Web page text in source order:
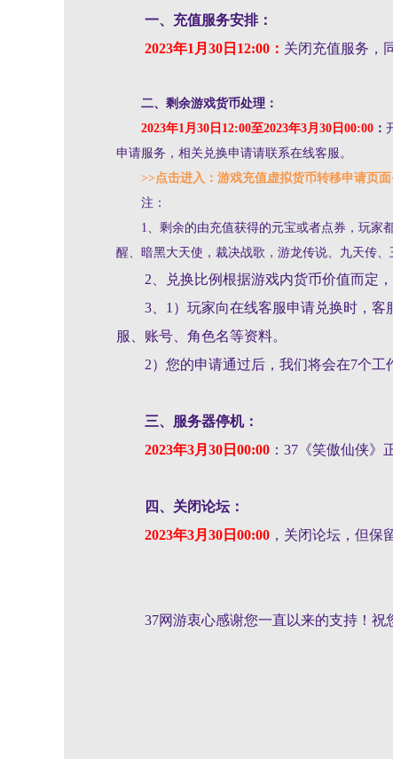
一、充值服务安排：
2023年1月30 日12:00： 关闭充值服务，
二、剩余游戏货币处理：
2023年1月30日12:00至2023年3月30日00:00 ：
申请服务，相关兑换申请请联系在线客服。
>>点击进入：游戏充值虚拟货币转移申请页
注：
1、剩余的由充值获得的元宝或者点券，玩家都
醒、暗黑大天使，裁决战歌，游龙传说、九天传
2、兑换比例根据游戏内货币价值而定，
3、1）玩家向在线客服申请兑换时，客
服、账号、角色名等资料。
2）您的申请通过后，我们将会在7个工
三、服务器停机：
2023年3月30日00:00 ：37《笑傲仙侠》
四、关闭论坛：
2023年3月30日00:00 ，关闭论坛，但保
37网游衷心感谢您一直以来的支持！祝